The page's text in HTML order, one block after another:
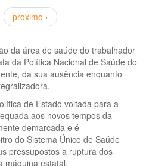
próximo ›
da área de saúde do trabalhador
da Política Nacional de Saúde do
da sua ausência enquanto
de Estado voltada para a
aos novos tempos da
demarcada e é
do Sistema Único de Saúde
pressupostos a ruptura dos
máquina estatal.